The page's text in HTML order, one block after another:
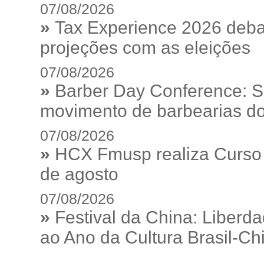
07/08/2026
» Tax Experience 2026
projeções com as eleições
07/08/2026
» Barber Day Conference:
movimento de barbearias
07/08/2026
» HCX Fmusp realiza
de agosto
07/08/2026
» Festival da China:
ao Ano da Cultura Brasil-